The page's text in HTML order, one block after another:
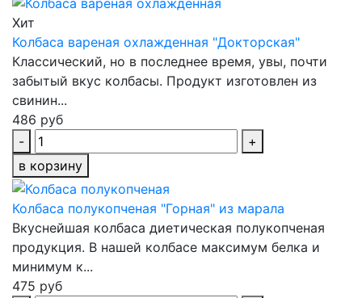
Хит
Колбаса вареная охлажденная "Докторская"
Классический, но в последнее время, увы, почти
забытый вкус колбасы. Продукт изготовлен из
свинин...
486 руб
-
+
в корзину
Колбаса полукопченая "Горная" из марала
Вкуснейшая колбаса диетическая полукопченая
продукция. В нашей колбасе максимум белка и
минимум к...
475 руб